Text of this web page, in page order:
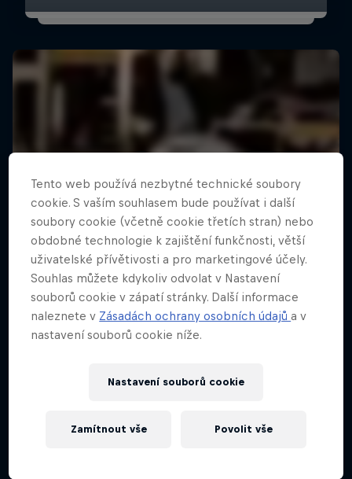
What's Your Custom? (cz titulky)
Tento web používá nezbytné technické soubory
cookie. S vaším souhlasem bude používat i další
soubory cookie (včetně cookie třetích stran) nebo
obdobné technologie k zajištění funkčnosti, větší
uživatelské přívětivosti a pro marketingové účely.
Souhlas můžete kdykoliv odvolat v Nastavení
souborů cookie v zápatí stránky. Další informace
naleznete v Zásadách ochrany osobních údajůa v
nastavení souborů cookie níže.
Nastavení souborů cookie
Zamítnout vše Povolit vše